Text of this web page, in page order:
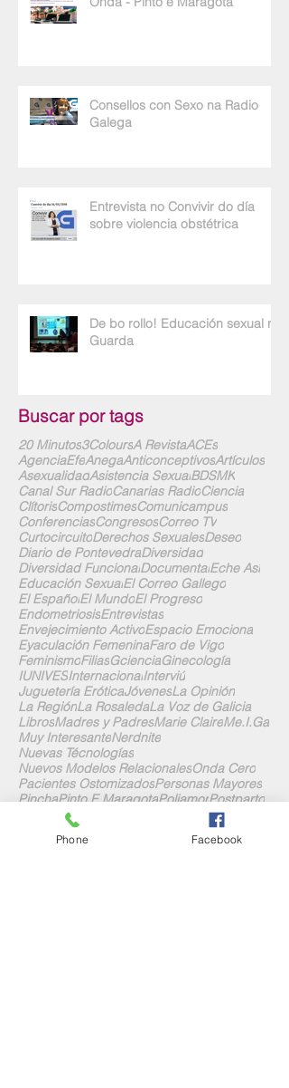
Consellos con Sexo na Radio
Galega
Entrevista no Convivir do día
sobre violencia obstétrica
De bo rollo! Educación sexual na
Guarda
Buscar por tags
20 Minutos3ColoursA RevistaACEs
AgenciaEfeAnegaAnticonceptivosArtículos
AsexualidadAsistencia SexualBDSMK
Canal Sur RadioCanarias RadioCiencia
ClítorisCompostimesComunicampus
ConferenciasCongresosCorreo TV
CurtocircuitoDerechos SexualesDeseo
Diario de PontevedraDiversidad
Diversidad FuncionalDocumentalEche Así
Educación SexualEl Correo Gallego
El EspañolEl MundoEl Progreso
EndometriosisEntrevistas
Envejecimiento ActivoEspacio Emociona
Eyaculación FemeninaFaro de Vigo
FeminismoFiliasGcienciaGinecología
IUNIVESInternacionalInterviú
Juguetería EróticaJóvenesLa Opinión
La RegiónLa RosaledaLa Voz de Galicia
LibrosMadres y PadresMarie ClaireMe.I.Ga
Muy InteresanteNerdnite
Nuevas Técnologías
Nuevos Modelos RelacionalesOnda Cero
Pacientes OstomizadosPersonas Mayores
PinchaPinto E MaragotaPoliamorPostparto
Psicología
Radio
Radio Galega
Revistas
Sígueme en las Redes
Phone Facebook